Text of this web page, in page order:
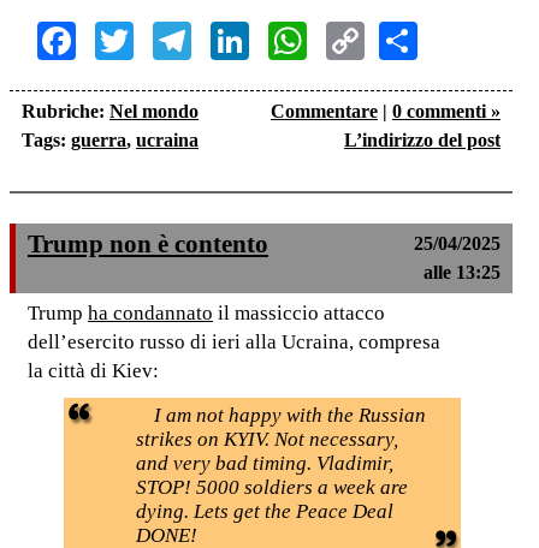
Facebook
TwitterTelegram
LinkedInWhatsApp
Copy
Link
Rubriche: Nel mondo
Tags: guerra, ucraina
Commentare | 0 commenti »
L’indirizzo del post
Trump non è contento
25/04/2025
alle 13:25
Trump ha condannato il massiccio attacco
dell’esercito russo di ieri alla Ucraina, compresa
la città di Kiev:
I am not happy with the Russian
strikes on KYIV. Not necessary,
and very bad timing. Vladimir,
STOP! 5000 soldiers a week are
dying. Lets get the Peace Deal
DONE!